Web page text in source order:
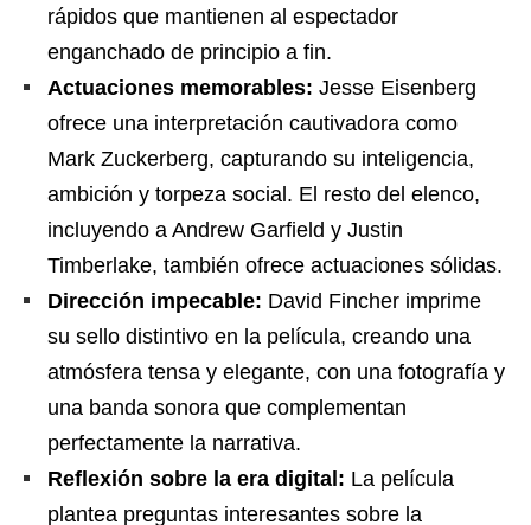
rápidos que mantienen al espectador
enganchado de principio a fin.
Actuaciones memorables: Jesse Eisenberg
ofrece una interpretación cautivadora como
Mark Zuckerberg, capturando su inteligencia,
ambición y torpeza social. El resto del elenco,
incluyendo a Andrew Garfield y Justin
Timberlake, también ofrece actuaciones sólidas.
Dirección impecable: David Fincher imprime
su sello distintivo en la película, creando una
atmósfera tensa y elegante, con una fotografía y
una banda sonora que complementan
perfectamente la narrativa.
Reflexión sobre la era digital: La película
plantea preguntas interesantes sobre la